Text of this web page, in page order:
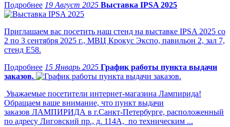
19 Август 2025 Выставка IPSA 2025
Приглашаем вас посетить наш стенд на выставке IPSA 2025 со
2 по 3 сентября 2025 г., МВЦ Крокус Экспо, павильон 2, зал 7,
стенд Е58.
15 Январь 2025 График работы пункта выдачи
заказов.
Уважаемые посетители интернет-магазина Лампирида!
Обращаем ваше внимание, что пункт выдачи
заказов ЛАМПИРИДА в г.Санкт-Петербурге, расположенный
по адресу Лиговский пр., д. 114А, по техническим ...